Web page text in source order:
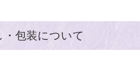
・包装について